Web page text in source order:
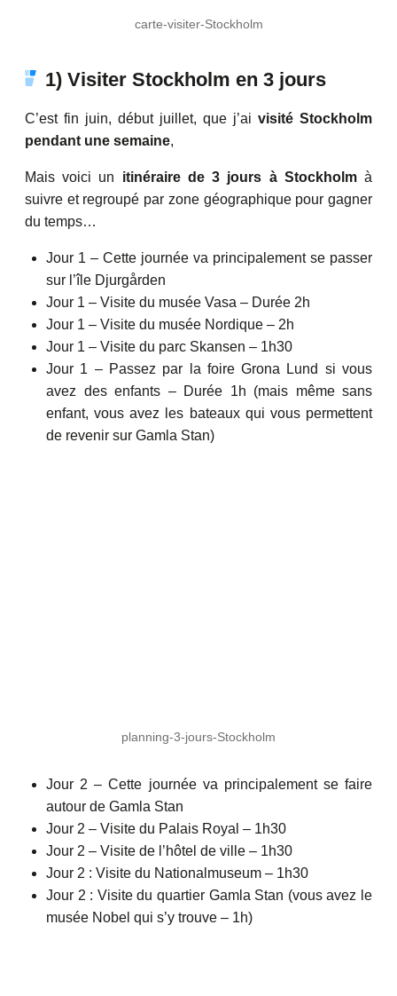
carte-visiter-Stockholm
1) Visiter Stockholm en 3 jours
C’est fin juin, début juillet, que j’ai visité Stockholm
pendant une semaine,
Mais voici un itinéraire de 3 jours à Stockholmà
suivre et regroupé par zone géographique pour gagner
du temps…
Jour 1 – Cette journée va principalement se passer
sur l’île Djurgården
Jour 1 – Visite du musée Vasa – Durée 2h
Jour 1 – Visite du musée Nordique – 2h
Jour 1 – Visite du parc Skansen – 1h30
Jour 1 – Passez par la foire Grona Lund si vous
avez des enfants – Durée 1h (mais même sans
enfant, vous avez les bateaux qui vous permettent
de revenir sur Gamla Stan)
planning-3-jours-Stockholm
Jour 2 – Cette journée va principalement se faire
autour de Gamla Stan
Jour 2 – Visite du Palais Royal – 1h30
Jour 2 – Visite de l’hôtel de ville – 1h30
Jour 2 : Visite du Nationalmuseum – 1h30
Jour 2 : Visite du quartier Gamla Stan (vous avez le
musée Nobel qui s’y trouve – 1h)